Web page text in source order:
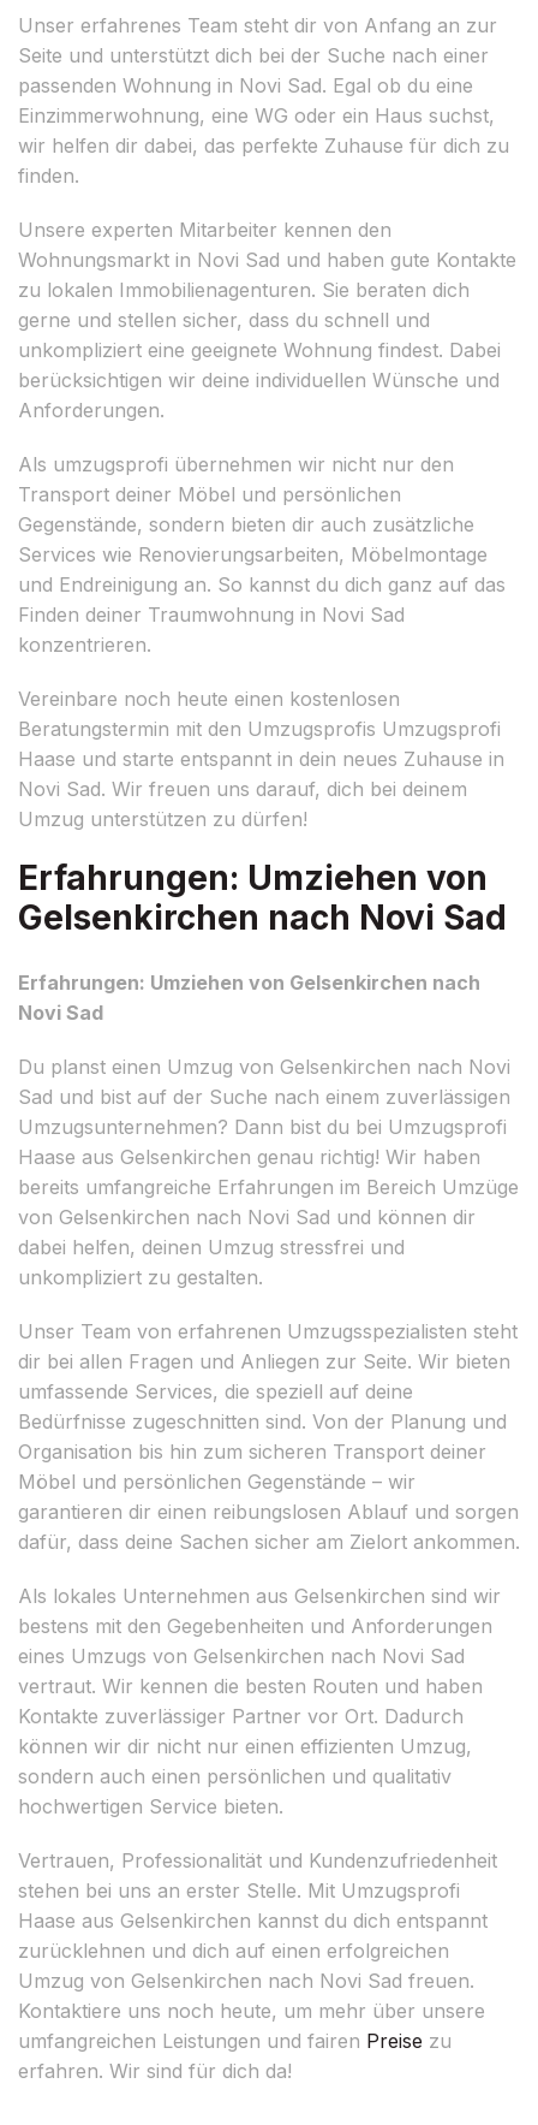
Unser erfahrenes Team steht dir von Anfang an zur
Seite und unterstützt dich bei der Suche nach einer
passenden Wohnung in Novi Sad. Egal ob du eine
Einzimmerwohnung, eine WG oder ein Haus suchst,
wir helfen dir dabei, das perfekte Zuhause für dich zu
finden.
Unsere experten Mitarbeiter kennen den
Wohnungsmarkt in Novi Sad und haben gute Kontakte
zu lokalen Immobilienagenturen. Sie beraten dich
gerne und stellen sicher, dass du schnell und
unkompliziert eine geeignete Wohnung findest. Dabei
berücksichtigen wir deine individuellen Wünsche und
Anforderungen.
Als umzugsprofi übernehmen wir nicht nur den
Transport deiner Möbel und persönlichen
Gegenstände, sondern bieten dir auch zusätzliche
Services wie Renovierungsarbeiten, Möbelmontage
und Endreinigung an. So kannst du dich ganz auf das
Finden deiner Traumwohnung in Novi Sad
konzentrieren.
Vereinbare noch heute einen kostenlosen
Beratungstermin mit den Umzugsprofis Umzugsprofi
Haase und starte entspannt in dein neues Zuhause in
Novi Sad. Wir freuen uns darauf, dich bei deinem
Umzug unterstützen zu dürfen!
Erfahrungen: Umziehen von
Gelsenkirchen nach Novi Sad
Erfahrungen: Umziehen von Gelsenkirchen nach
Novi Sad
Du planst einen Umzug von Gelsenkirchen nach Novi
Sad und bist auf der Suche nach einem zuverlässigen
Umzugsunternehmen? Dann bist du bei Umzugsprofi
Haase aus Gelsenkirchen genau richtig! Wir haben
bereits umfangreiche Erfahrungen im Bereich Umzüge
von Gelsenkirchen nach Novi Sad und können dir
dabei helfen, deinen Umzug stressfrei und
unkompliziert zu gestalten.
Unser Team von erfahrenen Umzugsspezialisten steht
dir bei allen Fragen und Anliegen zur Seite. Wir bieten
umfassende Services, die speziell auf deine
Bedürfnisse zugeschnitten sind. Von der Planung und
Organisation bis hin zum sicheren Transport deiner
Möbel und persönlichen Gegenstände – wir
garantieren dir einen reibungslosen Ablauf und sorgen
dafür, dass deine Sachen sicher am Zielort ankommen.
Als lokales Unternehmen aus Gelsenkirchen sind wir
bestens mit den Gegebenheiten und Anforderungen
eines Umzugs von Gelsenkirchen nach Novi Sad
vertraut. Wir kennen die besten Routen und haben
Kontakte zuverlässiger Partner vor Ort. Dadurch
können wir dir nicht nur einen effizienten Umzug,
sondern auch einen persönlichen und qualitativ
hochwertigen Service bieten.
Vertrauen, Professionalität und Kundenzufriedenheit
stehen bei uns an erster Stelle. Mit Umzugsprofi
Haase aus Gelsenkirchen kannst du dich entspannt
zurücklehnen und dich auf einen erfolgreichen
Umzug von Gelsenkirchen nach Novi Sad freuen.
Kontaktiere uns noch heute, um mehr über unsere
umfangreichen Leistungen und fairen Preise zu
erfahren. Wir sind für dich da!